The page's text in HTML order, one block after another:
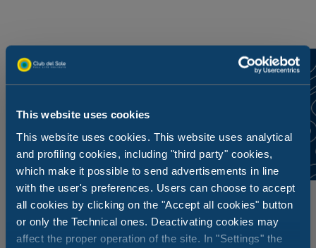
This website uses cookies
This website uses cookies. This website uses analytical
and profiling cookies, including "third party" cookies,
which make it possible to send advertisements in line
with the user's preferences. Users can choose to accept
all cookies by clicking on the "Accept all cookies" button
or only the Technical ones. Deactivating cookies may
affect the proper operation of the site. In "Settings" the